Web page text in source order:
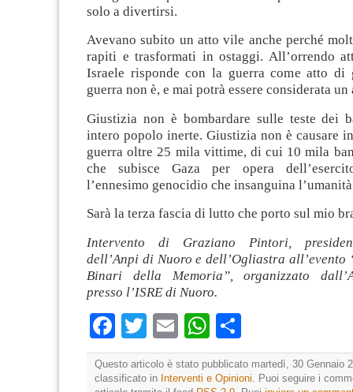
solo a divertirsi.
Avevano subito un atto vile anche perché
rapiti e trasformati in ostaggi. All’orrendo
Israele risponde con la guerra come atto di
guerra non è, e mai potrà essere considerata
Giustizia non è bombardare sulle teste dei
intero popolo inerte. Giustizia non è causare
guerra oltre 25 mila vittime, di cui 10 mila
che subisce Gaza per opera
l’ennesimo genocidio che insanguina
Sarà la terza fascia di lutto che porto sul mio
Intervento di Graziano Pintori,
dell’Anpi di Nuoro e dell’Ogliastra all’evento
Binari della Memoria”, organizzato
presso l’ISRE di Nuoro.
Facebook
TwitterEmailWhatsApp
Questo articolo è stato pubblicato martedì, 30 Gennaio
classificato in Interventi e Opinioni . Puoi seguire i